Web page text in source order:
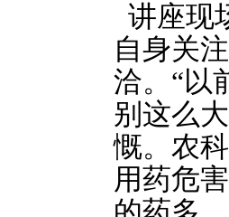
讲座现
自身关
洽。“以
别这么
慨。农
用药危